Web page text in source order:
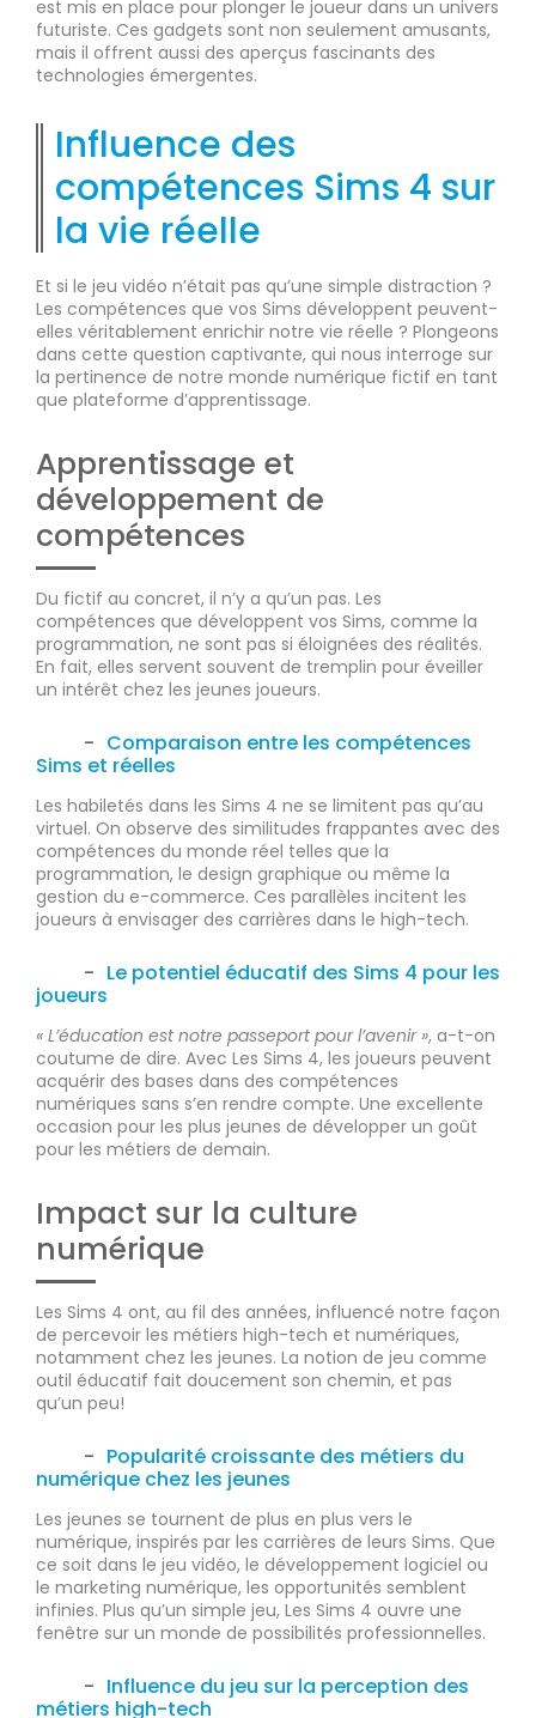
est mis en place pour plonger le joueur dans un univers
futuriste. Ces gadgets sont non seulement amusants,
mais il offrent aussi des aperçus fascinants des
technologies émergentes.
Influence des
compétences Sims 4 sur
la vie réelle
Et si le jeu vidéo n’était pas qu’une simple distraction ?
Les compétences que vos Sims développent peuvent-
elles véritablement enrichir notre vie réelle ? Plongeons
dans cette question captivante, qui nous interroge sur
la pertinence de notre monde numérique fictif en tant
que plateforme d’apprentissage.
Apprentissage et
développement de
compétences
Du fictif au concret, il n’y a qu’un pas. Les
compétences que développent vos Sims, comme la
programmation, ne sont pas si éloignées des réalités.
En fait, elles servent souvent de tremplin pour éveiller
un intérêt chez les jeunes joueurs.
Comparaison entre les compétences
Sims et réelles
Les habiletés dans les Sims 4 ne se limitent pas qu’au
virtuel. On observe des similitudes frappantes avec des
compétences du monde réel telles que la
programmation, le design graphique ou même la
gestion du e-commerce. Ces parallèles incitent les
joueurs à envisager des carrières dans le high-tech.
Le potentiel éducatif des Sims 4 pour les
joueurs
« L’éducation est notre passeport pour l’avenir », a-t-on
coutume de dire. Avec Les Sims 4, les joueurs peuvent
acquérir des bases dans des compétences
numériques sans s’en rendre compte. Une excellente
occasion pour les plus jeunes de développer un goût
pour les métiers de demain.
Impact sur la culture
numérique
Les Sims 4 ont, au fil des années, influencé notre façon
de percevoir les métiers high-tech et numériques,
notamment chez les jeunes. La notion de jeu comme
outil éducatif fait doucement son chemin, et pas
qu’un peu!
Popularité croissante des métiers du
numérique chez les jeunes
Les jeunes se tournent de plus en plus vers le
numérique, inspirés par les carrières de leurs Sims. Que
ce soit dans le jeu vidéo, le développement logiciel ou
le marketing numérique, les opportunités semblent
infinies. Plus qu’un simple jeu, Les Sims 4 ouvre une
fenêtre sur un monde de possibilités professionnelles.
Influence du jeu sur la perception des
métiers high-tech